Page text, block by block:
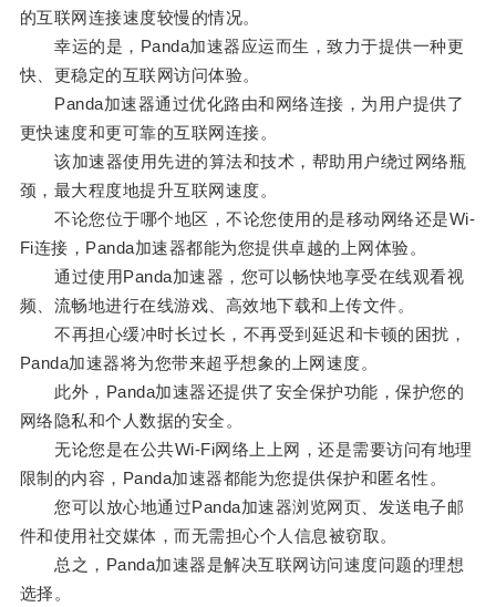
的互联网连接速度较慢的情况。
幸运的是，Panda加速器应运而生，致力于提供一种更
快、更稳定的互联网访问体验。
Panda加速器通过优化路由和网络连接，为用户提供了
更快速度和更可靠的互联网连接。
该加速器使用先进的算法和技术，帮助用户绕过网络瓶
颈，最大程度地提升互联网速度。
不论您位于哪个地区，不论您使用的是移动网络还是Wi-
Fi连接，Panda加速器都能为您提供卓越的上网体验。
通过使用Panda加速器，您可以畅快地享受在线观看视
频、流畅地进行在线游戏、高效地下载和上传文件。
不再担心缓冲时长过长，不再受到延迟和卡顿的困扰，
Panda加速器将为您带来超乎想象的上网速度。
此外，Panda加速器还提供了安全保护功能，保护您的
网络隐私和个人数据的安全。
无论您是在公共Wi-Fi网络上上网，还是需要访问有地理
限制的内容，Panda加速器都能为您提供保护和匿名性。
您可以放心地通过Panda加速器浏览网页、发送电子邮
件和使用社交媒体，而无需担心个人信息被窃取。
总之，Panda加速器是解决互联网访问速度问题的理想
选择。